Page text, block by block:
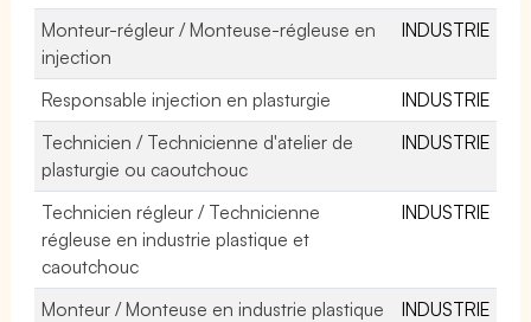
Monteur-régleur / Monteuse-régleuse en
injection
INDUSTRIE
Responsable injection en plasturgie
INDUSTRIE
Technicien / Technicienne d'atelier de
plasturgie ou caoutchouc
INDUSTRIE
Technicien régleur / Technicienne
régleuse en industrie plastique et
caoutchouc
INDUSTRIE
Monteur / Monteuse en industrie plastique
INDUSTRIE